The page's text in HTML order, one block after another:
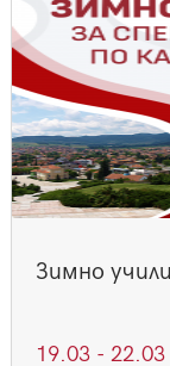
Зимно
19.03 - 22.03